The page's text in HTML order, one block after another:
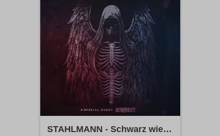
STAHLMANN - Schwarz wie